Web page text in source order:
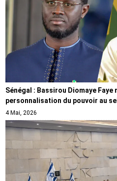
Sénégal : Bassirou Diomaye
personnalisation du pouvoir au
4 Mai, 2026